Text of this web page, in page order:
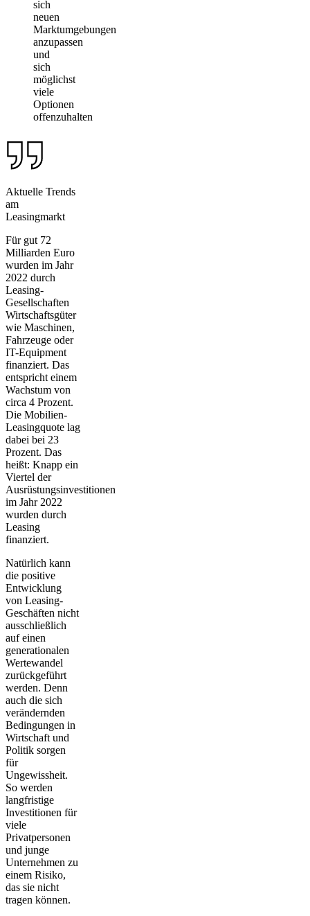
sich
neuen
Marktumgebungen
anzupassen
und
sich
möglichst
viele
Optionen
offenzuhalten
Aktuelle Trends
am
Leasingmarkt
Für gut 72
Milliarden Euro
wurden im Jahr
2022 durch
Leasing-
Gesellschaften
Wirtschaftsgüter
wie Maschinen,
Fahrzeuge oder
IT-Equipment
finanziert. Das
entspricht einem
Wachstum von
circa 4 Prozent.
Die Mobilien-
Leasingquote lag
dabei bei 23
Prozent. Das
heißt: Knapp ein
Viertel der
Ausrüstungsinvestitionen
im Jahr 2022
wurden durch
Leasing
finanziert.
Natürlich kann
die positive
Entwicklung
von Leasing-
Geschäften nicht
ausschließlich
auf einen
generationalen
Wertewandel
zurückgeführt
werden. Denn
auch die sich
verändernden
Bedingungen in
Wirtschaft und
Politik sorgen
für
Ungewissheit.
So werden
langfristige
Investitionen für
viele
Privatpersonen
und junge
Unternehmen zu
einem Risiko,
das sie nicht
tragen können.